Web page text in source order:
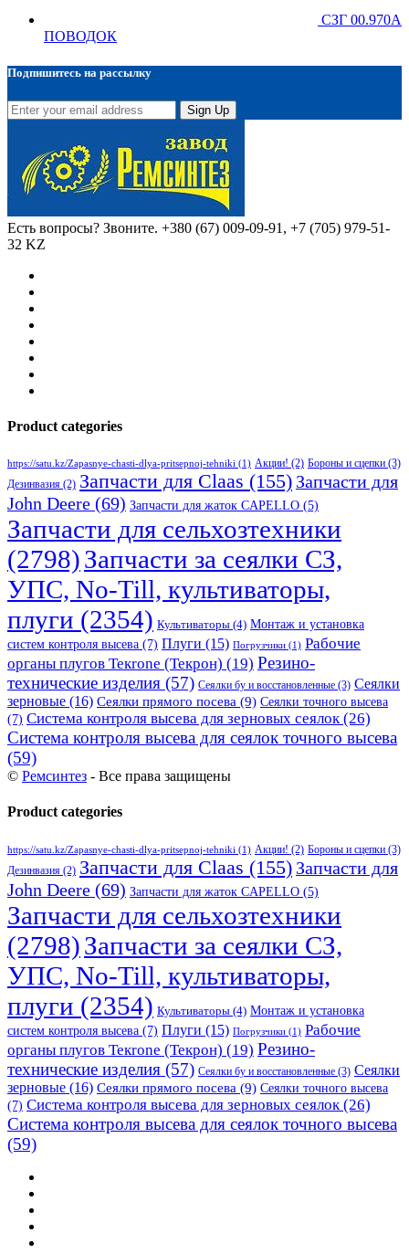
СЗГ 00.970А
ПОВОДОК
Подпишитесь на рассылку
Sign Up
Есть вопросы? Звоните. +380 (67) 009-09-91, +7 (705) 979-51-
32 KZ
Product categories
https://satu.kz/Zapasnye-chasti-dlya-pritsepnoj-tehniki (1) Акции! (2) Бороны и сцепки (3)
Дезинвазия (2) Запчасти для Claas (155) Запчасти для
John Deere (69) Запчасти для жаток CAPELLO (5)
Запчасти для сельхозтехники
(2798)Запчасти за сеялки СЗ,
УПС, No-Till, культиваторы,
плуги (2354) Культиваторы (4) Монтаж и установка
систем контроля высева (7) Плуги (15) Погрузчики (1) Рабочие
органы плугов Текrоne (Текрон) (19) Резино-
технические изделия (57) Сеялки бу и восстановленные (3) Сеялки
зерновые (16) Сеялки прямого посева (9) Сеялки точного высева
(7) Система контроля высева для зерновых сеялок(26)
Система контроля высева для сеялок точного высева
(59)
© Ремсинтез - Все права защищены
Product categories
https://satu.kz/Zapasnye-chasti-dlya-pritsepnoj-tehniki (1) Акции! (2) Бороны и сцепки (3)
Дезинвазия (2) Запчасти для Claas (155) Запчасти для
John Deere (69) Запчасти для жаток CAPELLO (5)
Запчасти для сельхозтехники
(2798)Запчасти за сеялки СЗ,
УПС, No-Till, культиваторы,
плуги (2354) Культиваторы (4) Монтаж и установка
систем контроля высева (7) Плуги (15) Погрузчики (1) Рабочие
органы плугов Текrоne (Текрон) (19) Резино-
технические изделия (57) Сеялки бу и восстановленные (3) Сеялки
зерновые (16) Сеялки прямого посева (9) Сеялки точного высева
(7) Система контроля высева для зерновых сеялок (26)
Система контроля высева для сеялок точного высева
(59)